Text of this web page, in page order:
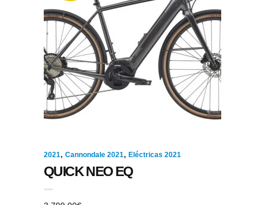
2021, Cannondale 2021, Eléctricas 2021
QUICK NEO EQ